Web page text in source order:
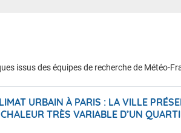
institutionnels
scientifiques
de nos services
de l'ENM
et handicap
(VAE)
issus des équipes de recherche de Météo-
URBAIN À PARIS : LA VILLE
TRÈS VARIABLE D’UN
ET PEUT AUSSI MODIFIER LES PLUIES